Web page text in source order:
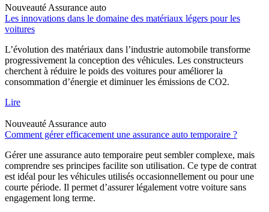
Nouveauté Assurance auto
Les innovations dans le domaine des matériaux légers pour les
voitures
L’évolution des matériaux dans l’industrie automobile transforme
progressivement la conception des véhicules. Les constructeurs
cherchent à réduire le poids des voitures pour améliorer la
consommation d’énergie et diminuer les émissions de CO2.
Lire
Nouveauté Assurance auto
Comment gérer efficacement une assurance auto temporaire ?
Gérer une assurance auto temporaire peut sembler complexe, mais
comprendre ses principes facilite son utilisation. Ce type de contrat
est idéal pour les véhicules utilisés occasionnellement ou pour une
courte période. Il permet d’assurer légalement votre voiture sans
engagement long terme.